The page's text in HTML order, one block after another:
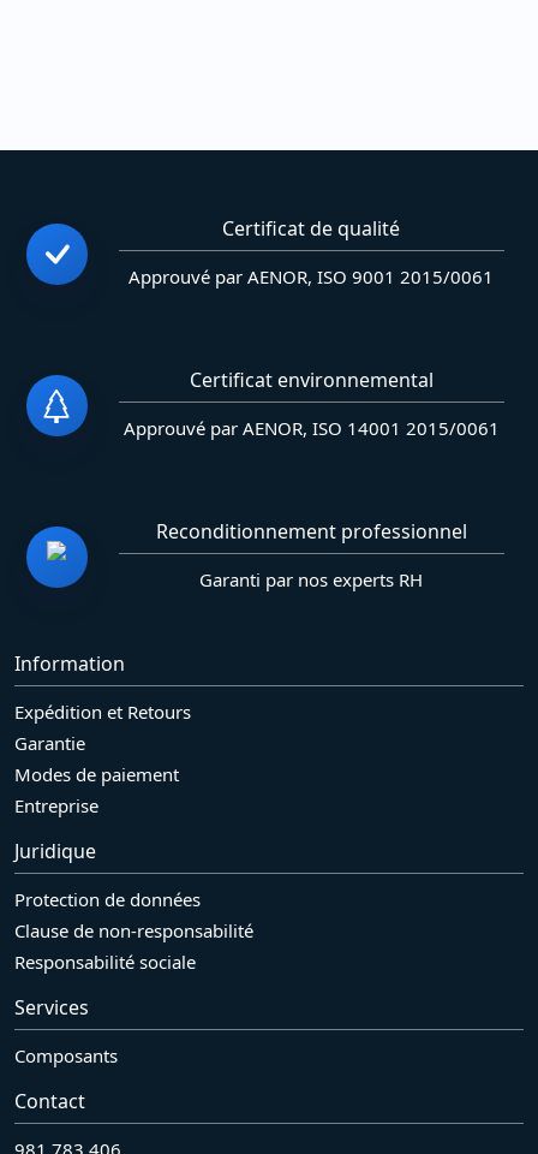
Certificat de qualité
Approuvé par AENOR, ISO 9001 2015/0061
Certificat environnemental
Approuvé par AENOR, ISO 14001 2015/0061
Reconditionnement professionnel
Garanti par nos experts RH
Information
Expédition et Retours
Garantie
Modes de paiement
Entreprise
Juridique
Protection de données
Clause de non-responsabilité
Responsabilité sociale
Services
Composants
Contact
981 783 406